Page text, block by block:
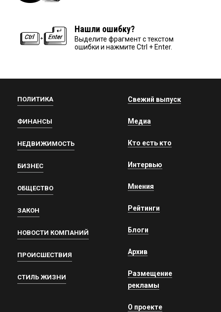
Нашли ошибку?
Выделите фрагмент с текстом
ошибки и нажмите Ctrl + Enter.
ПОЛИТИКА
ФИНАНСЫ
НЕДВИЖИМОСТЬ
БИЗНЕС
ОБЩЕСТВО
ЗАКОН
НОВОСТИ КОМПАНИЙ
ПРОИСШЕСТВИЯ
СТИЛЬ ЖИЗНИ
Свежий выпуск
Медиа
Кто есть кто
Интервью
Мнения
Рейтинги
Блоги
Архив
Размещение
рекламы
О проекте